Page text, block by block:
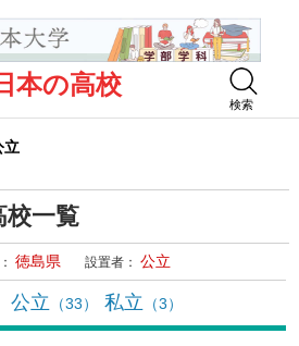
本の高校
検索
立
校一覧
徳島県 設置者： 公立
公立 （33） 私立 （3）